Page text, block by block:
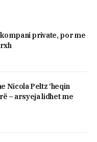
private, por me
Nicola Peltz ‘heqin
– arsyeja lidhet me